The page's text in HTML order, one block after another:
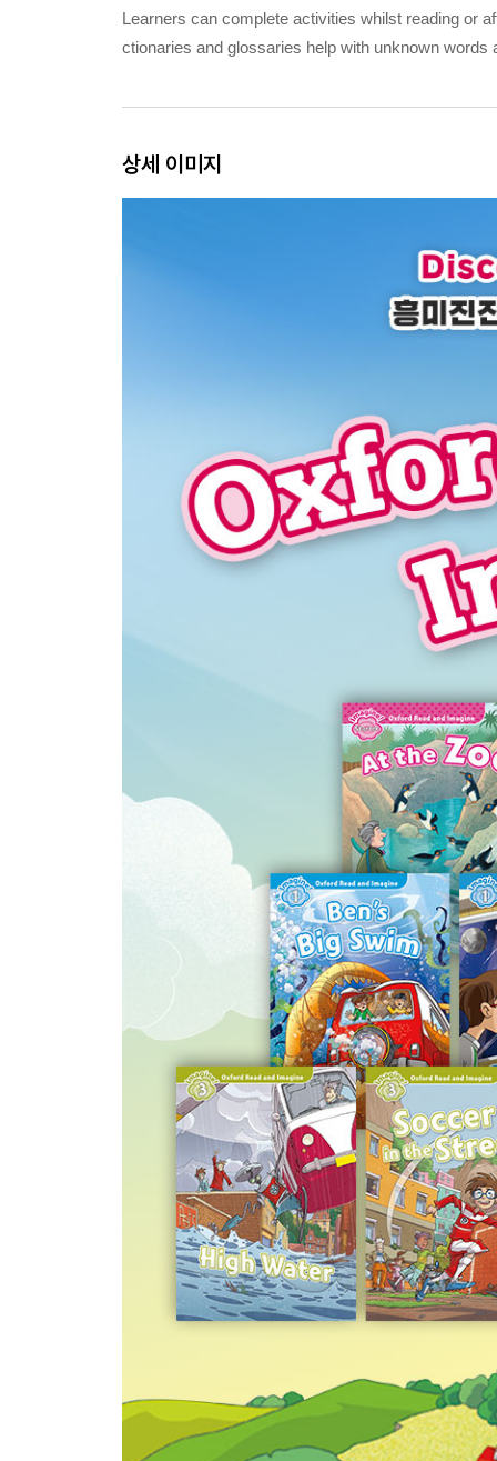
Learners can complete activities whilst reading or
ctionaries and glossaries help with unknown words
상세 이미지